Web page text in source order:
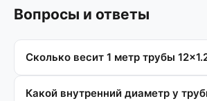
Вопросы и ответы
Сколько весит 1 метр трубы
Какой внутренний диаметр у